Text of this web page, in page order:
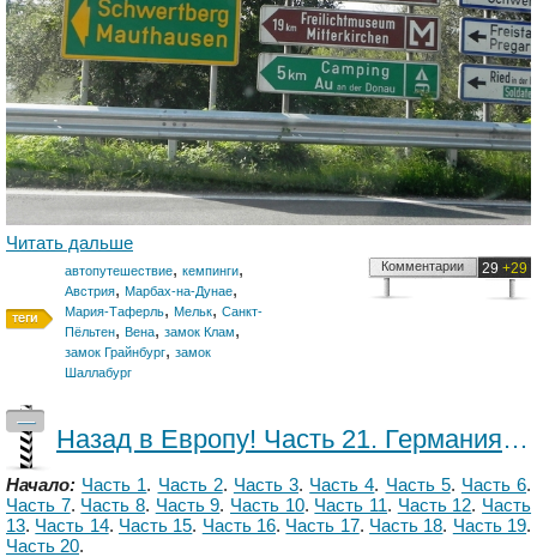
Читать дальше
автопутешествие, кемпинги,
Австрия, Марбах-на-Дунае,
Мария-Таферль, Мельк, Санкт-
Пёльтен, Вена, замок Клам,
замок Грайнбург, замок
Шаллабург
29 +29
Комментарии
—
Назад в Европу! Часть 21. Германия - Австрия.
Начало: Часть 1. Часть 2. Часть 3. Часть 4. Часть 5. Часть 6.
Часть 7. Часть 8. Часть 9. Часть 10. Часть 11. Часть 12. Часть
13. Часть 14. Часть 15. Часть 16. Часть 17. Часть 18. Часть 19.
Часть 20.